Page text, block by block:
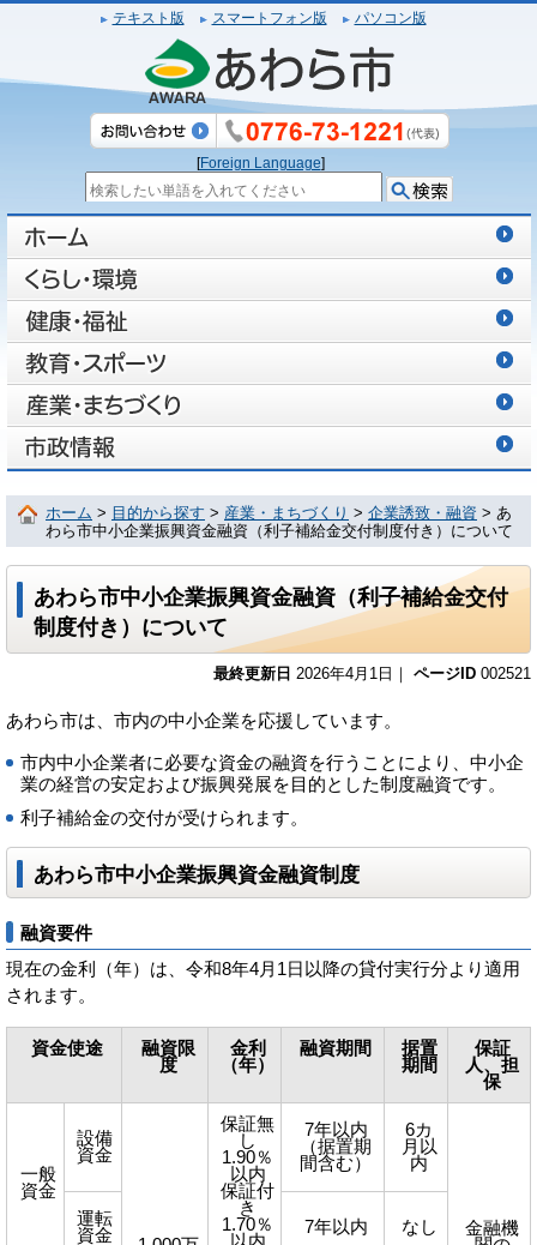
テキスト版 スマートフォン版 パソコン版
[Foreign Language]
ホーム > 目的から探す > 産業・まちづくり > 企業誘致・融資 > あ
わら市中小企業振興資金融資（利子補給金交付制度付き）について
あわら市中小企業振興資金融資（利子補給金交付
制度付き）について
最終更新日 2026年4月1日｜ ページID 002521
あわら市は、市内の中小企業を応援しています。
市内中小企業者に必要な資金の融資を行うことにより、中小企
業の経営の安定および振興発展を目的とした制度融資です。
利子補給金の交付が受けられます。
あわら市中小企業振興資金融資制度
融資要件
現在の金利（年）は、令和8年4月1日以降の貸付実行分より適用
されます。
資金使途
融資限
度
金利
（年）
融資期間
据置
期間
保証
人、担
保
一般
資金
設備
資金
保証無
し
1.90％
以内
保証付
き
1.70％
以内
7年以内
（据置期
間含む）
6カ
月以
内
金融機
運転
資金
7年以内 なし